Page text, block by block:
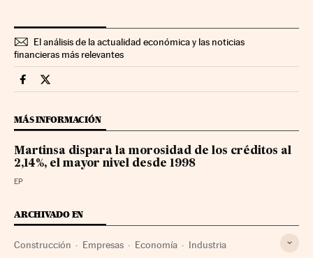
El análisis de la actualidad económica y las noticias
financieras más relevantes
Companias Cinco Días en Facebook
Companias Cinco Días en Twitter
MÁS INFORMACIÓN
Martinsa dispara la morosidad de los créditos al
2,14%, el mayor nivel desde 1998
EP
ARCHIVADO EN
Construcción Empresas Economía Industria